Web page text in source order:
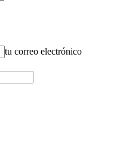
tu correo electrónico